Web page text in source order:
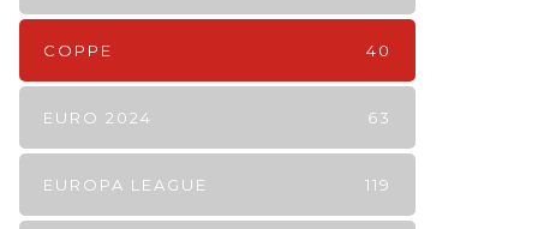
COPPE 40
EURO 2024 63
EUROPA LEAGUE 119